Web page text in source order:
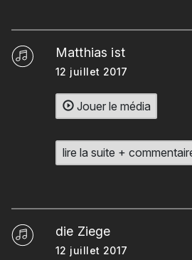
Matthias ist
12 juillet 2017
Jouer le média
lire la suite +
die Ziege
12 juillet 2017